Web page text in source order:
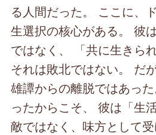
る人間だった。 ここに、
生選択の核心がある。 彼
ではなく、 「共に生きら
それは敗北ではない。 だ
雄譚からの離脱ではあっ
ったからこそ、 彼は「生
敵ではなく、味方として